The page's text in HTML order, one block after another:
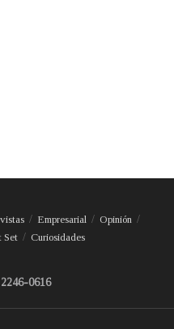
Empresarial
Opinión
Set Curiosidades
0616